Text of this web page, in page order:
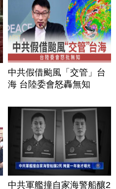
中共假借颱風「交管」台
海 台陸委會怒轟無知
中共軍艦撞自家海警船釀2